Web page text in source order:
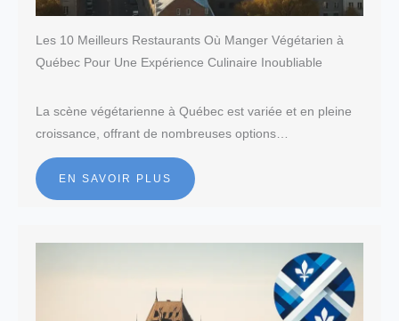
Les 10 Meilleurs Restaurants Où Manger Végétarien à
Québec Pour Une Expérience Culinaire Inoubliable
La scène végétarienne à Québec est variée et en pleine
croissance, offrant de nombreuses options…
EN SAVOIR PLUS